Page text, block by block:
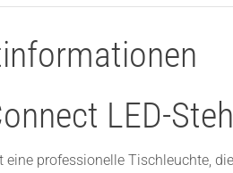
LED-
eine professionelle Tischleuchte,